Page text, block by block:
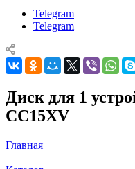
Telegram
Telegram
Диск для 1
CC15XV
Главная
—